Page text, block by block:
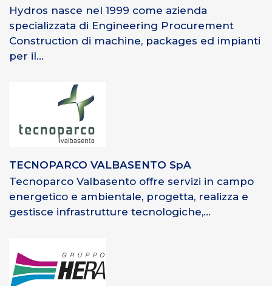
Hydros nasce nel 1999 come azienda
specializzata di Engineering Procurement
Construction di machine, packages ed impianti
per il...
TECNOPARCO VALBASENTO SpA
Tecnoparco Valbasento offre servizi in campo
energetico e ambientale, progetta, realizza e
gestisce infrastrutture tecnologiche,...